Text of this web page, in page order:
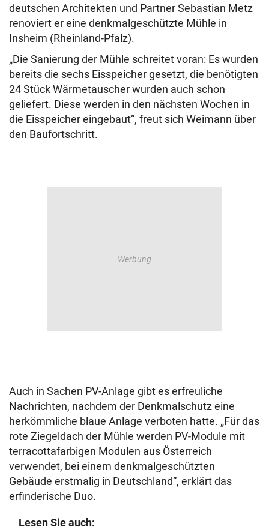
deutschen Architekten und Partner Sebastian Metz
renoviert er eine denkmalgeschützte Mühle in
Insheim (Rheinland-Pfalz).
„Die Sanierung der Mühle schreitet voran: Es wurden
bereits die sechs Eisspeicher gesetzt, die benötigten
24 Stück Wärmetauscher wurden auch schon
geliefert. Diese werden in den nächsten Wochen in
die Eisspeicher eingebaut“, freut sich Weimann über
den Baufortschritt.
Auch in Sachen PV-Anlage gibt es erfreuliche
Nachrichten, nachdem der Denkmalschutz eine
herkömmliche blaue Anlage verboten hatte. „Für das
rote Ziegeldach der Mühle werden PV-Module mit
terracottafarbigen Modulen aus Österreich
verwendet, bei einem denkmalgeschützten
Gebäude erstmalig in Deutschland“, erklärt das
erfinderische Duo.
Lesen Sie auch: